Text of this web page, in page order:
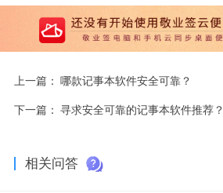
上一篇： 哪款记事本软件安全可靠？
下一篇： 寻求安全可靠的记事本软件推荐？
相关问答